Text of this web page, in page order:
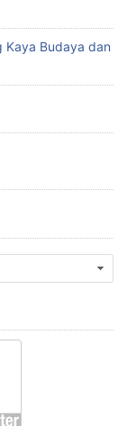
Kaya Budaya dan